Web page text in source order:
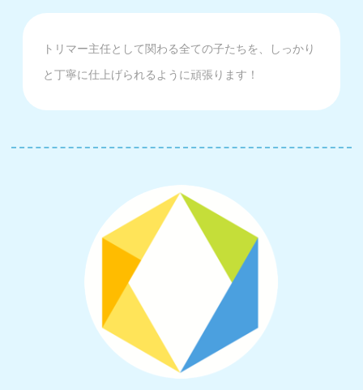
トリマー主任として関わる全ての子たちを、しっかり
と丁寧に仕上げられるように頑張ります！